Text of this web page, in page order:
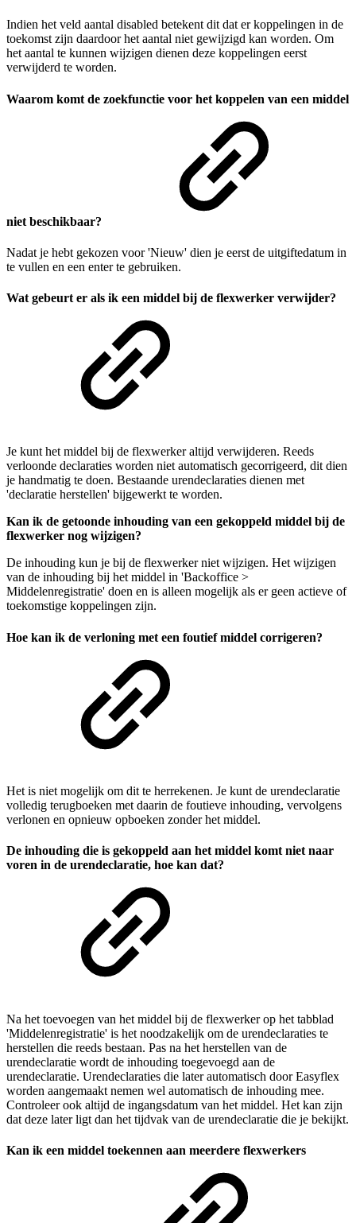
Indien het veld aantal disabled betekent dit dat er koppelingen in de
toekomst zijn daardoor het aantal niet gewijzigd kan worden. Om
het aantal te kunnen wijzigen dienen deze koppelingen eerst
verwijderd te worden.
Waarom komt de zoekfunctie voor het koppelen van een middel
niet beschikbaar?
Nadat je hebt gekozen voor 'Nieuw' dien je eerst de uitgiftedatum in
te vullen en een enter te gebruiken.
Wat gebeurt er als ik een middel bij de flexwerker verwijder?
Je kunt het middel bij de flexwerker altijd verwijderen. Reeds
verloonde declaraties worden niet automatisch gecorrigeerd, dit dien
je handmatig te doen. Bestaande urendeclaraties dienen met
'declaratie herstellen' bijgewerkt te worden.
Kan ik de getoonde inhouding van een gekoppeld middel bij de
flexwerker nog wijzigen?
De inhouding kun je bij de flexwerker niet wijzigen. Het wijzigen
van de inhouding bij het middel in 'Backoffice >
Middelenregistratie' doen en is alleen mogelijk als er geen actieve of
toekomstige koppelingen zijn.
Hoe kan ik de verloning met een foutief middel corrigeren?
Het is niet mogelijk om dit te herrekenen. Je kunt de urendeclaratie
volledig terugboeken met daarin de foutieve inhouding, vervolgens
verlonen en opnieuw opboeken zonder het middel.
De inhouding die is gekoppeld aan het middel komt niet naar
voren in de urendeclaratie, hoe kan dat?
Na het toevoegen van het middel bij de flexwerker op het tabblad
'Middelenregistratie' is het noodzakelijk om de urendeclaraties te
herstellen die reeds bestaan. Pas na het herstellen van de
urendeclaratie wordt de inhouding toegevoegd aan de
urendeclaratie. Urendeclaraties die later automatisch door Easyflex
worden aangemaakt nemen wel automatisch de inhouding mee.
Controleer ook altijd de ingangsdatum van het middel. Het kan zijn
dat deze later ligt dan het tijdvak van de urendeclaratie die je bekijkt.
Kan ik een middel toekennen aan meerdere flexwerkers